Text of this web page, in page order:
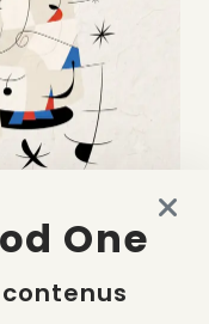
semi-automatisé et
One